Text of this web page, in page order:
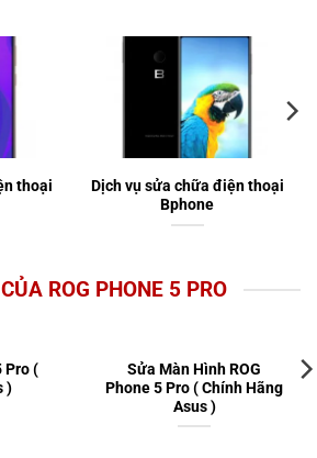
thoại
Dịch vụ sửa chữa điện thoại
Bphone
ROG PHONE 5 PRO
Pro (
)
Sửa Màn Hình ROG
Phone 5 Pro ( Chính Hãng
Asus )